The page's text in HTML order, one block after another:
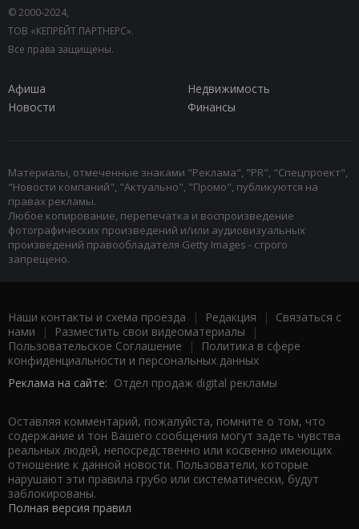
© 2000-2024,
ТОВ «КЕПРЕЙТ ПАРТНЕРС».
Все права защищены.
Афиша
Недвижимость
Новости
Финансы
Материалы, отмеченные знаками "Реклама", "PR", "Спецпроект",
"Новости компаний", "Актуально", "Промо", публикуются на
правах рекламы.
Любое копирование, перепечатка и воспроизведение
фотографических произведений и/или аудиовизуальных
произведений правообладателя Getty Images - строго
запрещено.
Наши контакты и схема проезда | Редакция | Связаться с
нами | Разместить свои видеоматериалы |
Пользовательское Соглашение |
Политика в сфере
конфиденциальности и персональных данных
Реклама на сайте: Отдел продаж digital рекламы
Оставляя комментарий, пожалуйста, помните о том, что
содержание и тон Вашего сообщения могут задеть чувства
реальных людей, непосредственно или косвенно имеющих
отношение к данной новости. Пользователи, которые
нарушают эти правила грубо или систематически, будут
заблокированы.
Полная версия правил